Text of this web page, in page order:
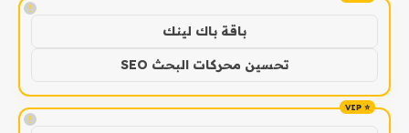
!
باقة باك لينك
تحسين محركات البحث SEO
!